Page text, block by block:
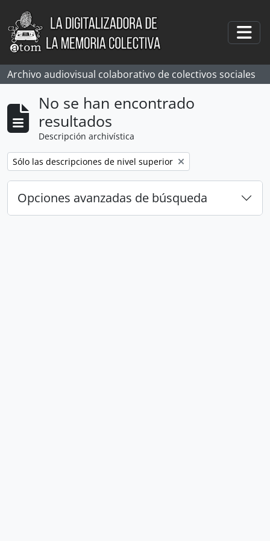
Skip to main content
Archivo audiovisual colaborativo de colectivos sociales
No se han encontrado
resultados
Descripción archivística
Remove filter:
Sólo las descripciones de nivel superior
Opciones avanzadas de búsqueda